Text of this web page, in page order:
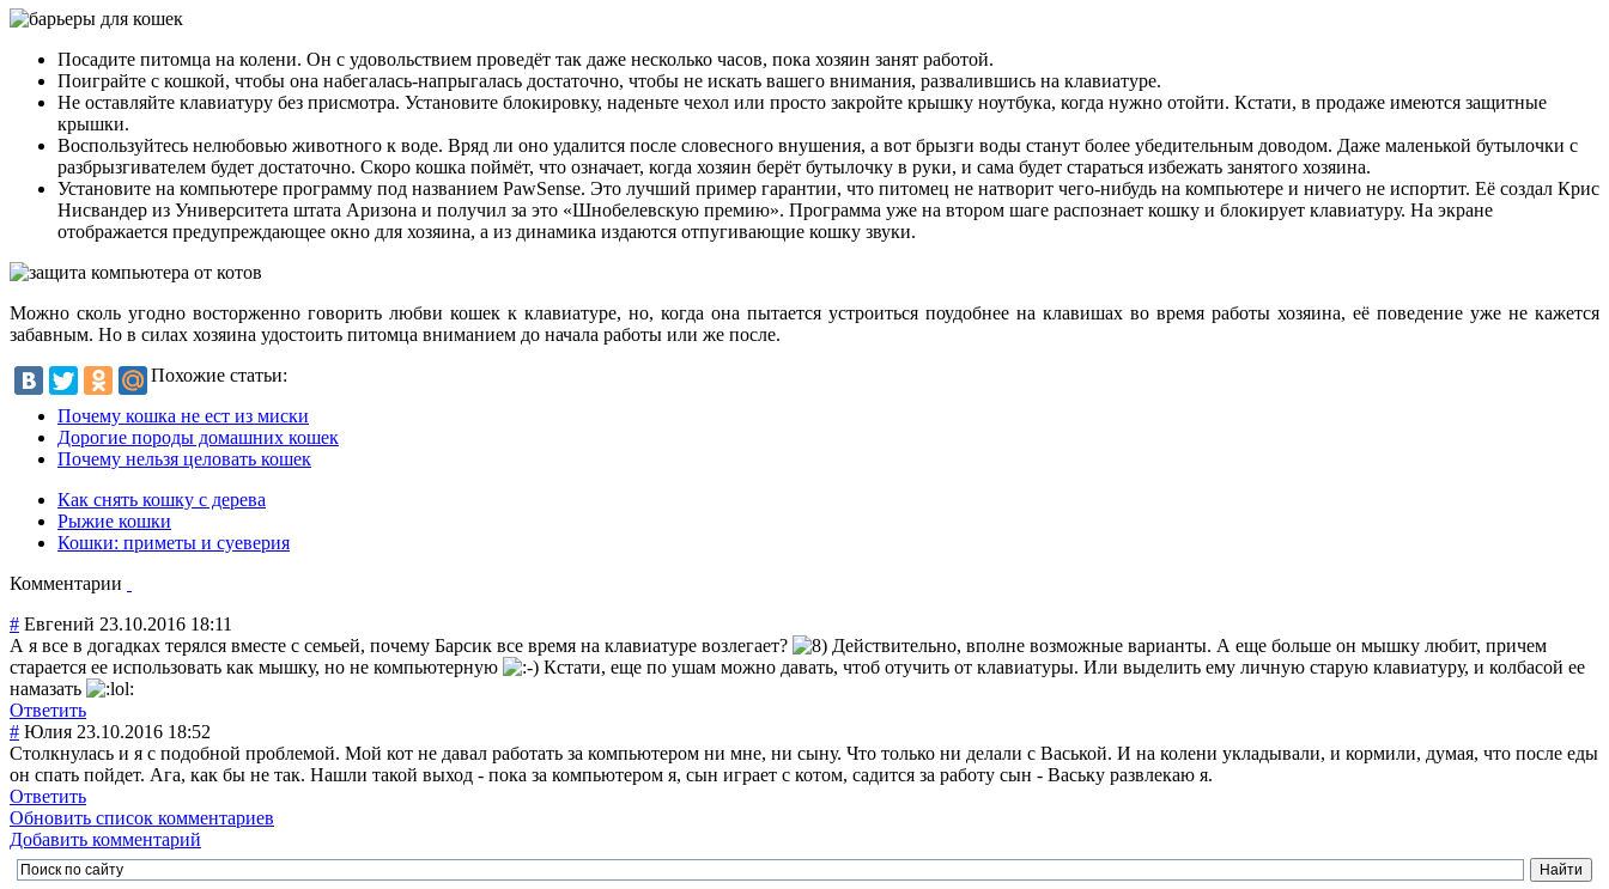
Посадите питомца на колени. Он с удовольствием проведёт так даже несколько часов, пока хозяин занят работой.
Поиграйте с кошкой, чтобы она набегалась-напрыгалась достаточно, чтобы не искать вашего внимания, развалившись на клавиатуре.
Не оставляйте клавиатуру без присмотра. Установите блокировку, наденьте чехол или просто закройте крышку ноутбука, когда нужно отойти. Кстати, в продаже имеются защитные
крышки.
Воспользуйтесь нелюбовью животного к воде. Вряд ли оно удалится после словесного внушения, а вот брызги воды станут более убедительным доводом. Даже маленькой бутылочки с
разбрызгивателем будет достаточно. Скоро кошка поймёт, что означает, когда хозяин берёт бутылочку в руки, и сама будет стараться избежать занятого хозяина.
Установите на компьютере программу под названием PawSense. Это лучший пример гарантии, что питомец не натворит чего-нибудь на компьютере и ничего не испортит. Её создал Крис
Нисвандер из Университета штата Аризона и получил за это «Шнобелевскую премию». Программа уже на втором шаге распознает кошку и блокирует клавиатуру. На экране
отображается предупреждающее окно для хозяина, а из динамика издаются отпугивающие кошку звуки.
Можно сколь угодно восторженно говорить любви кошек к клавиатуре, но, когда она пытается устроиться поудобнее на клавишах во время работы хозяина, её поведение уже не кажется
забавным. Но в силах хозяина удостоить питомца вниманием до начала работы или же после.
Похожие статьи:
Почему кошка не ест из миски
Дорогие породы домашних кошек
Почему нельзя целовать кошек
Как снять кошку с дерева
Рыжие кошки
Кошки: приметы и суеверия
Комментарии
# Евгений 23.10.2016 18:11
А я все в догадках терялся вместе с семьей, почему Барсик все время на клавиатуре возлегает?
Действительно, вполне возможные варианты. А еще больше он мышку любит, причем
старается ее использовать как мышку, но не компьютерную
Кстати, еще по ушам можно давать, чтоб отучить от клавиатуры. Или выделить ему личную старую клавиатуру, и колбасой ее
намазать
Ответить
# Юлия 23.10.2016 18:52
Столкнулась и я с подобной проблемой. Мой кот не давал работать за компьютером ни мне, ни сыну. Что только ни делали с Васькой. И на колени укладывали, и кормили, думая, что после еды
он спать пойдет. Ага, как бы не так. Нашли такой выход - пока за компьютером я, сын играет с котом, садится за работу сын - Ваську развлекаю я.
Ответить
Обновить список комментариев
Добавить комментарий